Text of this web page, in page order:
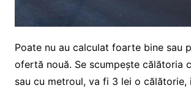
Poate nu au calculat foarte bine sau
ofertă nouă. Se scumpește călătoria
sau cu metroul, va fi 3 lei o călătorie,